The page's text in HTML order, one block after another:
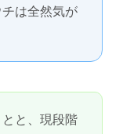
は全然気が
と、現段階